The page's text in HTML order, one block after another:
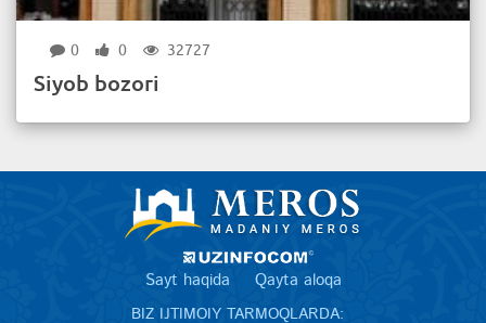
0 0 32727
Siyob bozori
Sayt haqida Qayta aloqa
BIZ IJTIMOIY TARMOQLARDA: